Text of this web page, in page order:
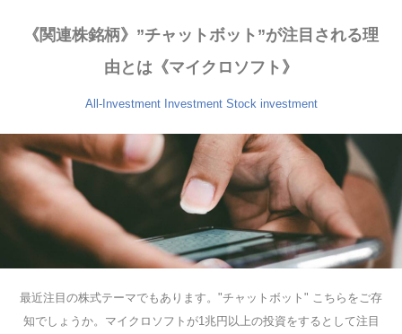
《関連株銘柄》”チャットボット”が注目される理
由とは《マイクロソフト》
All-Investment Investment Stock investment
最近注目の株式テーマでもあります。"チャットボット" こちらをご存
知でしょうか。マイクロソフトが1兆円以上の投資をするとして注目